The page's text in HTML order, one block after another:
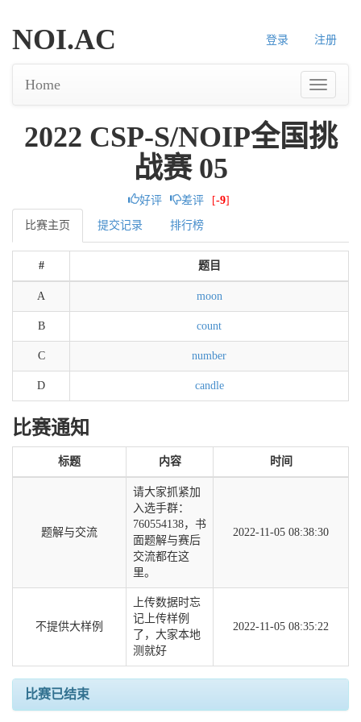
登录 注册
NOI.AC
Home
2022 CSP-S/NOIP全国挑
战赛 05
好评 差评 [-9]
比赛主页 提交记录 排行榜
# 题目
A moon
B count
C number
D candle
比赛通知
标题 内容 时间
题解与交流
请大家抓紧加
入选手群：
760554138，书
面题解与赛后
交流都在这
里。
2022-11-05 08:38:30
不提供大样例
上传数据时忘
记上传样例
了，大家本地
测就好
2022-11-05 08:35:22
比赛已结束